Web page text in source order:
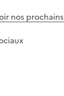
nos